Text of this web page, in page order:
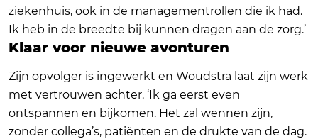
ziekenhuis, ook in de managementrollen die ik had.
Ik heb in de breedte bij kunnen dragen aan de zorg.’
Klaar voor nieuwe avonturen
Zijn opvolger is ingewerkt en Woudstra laat zijn werk
met vertrouwen achter. ‘Ik ga eerst even
ontspannen en bijkomen. Het zal wennen zijn,
zonder collega’s, patiënten en de drukte van de dag.